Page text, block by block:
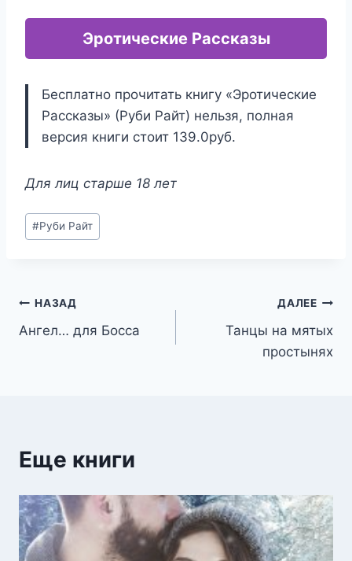
Эротические Рассказы
Бесплатно прочитать книгу «Эротические
Рассказы» (Руби Райт) нельзя, полная
версия книги стоит 139.0руб.
Для лиц старше 18 лет
Метки
записи:
#Руби Райт
Навигация
по
НАЗАД
Ангел… для Босса
ДАЛЕЕ
Танцы на мятых
простынях
Еще книги